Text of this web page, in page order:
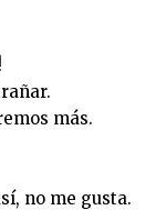
más.
no me gusta.